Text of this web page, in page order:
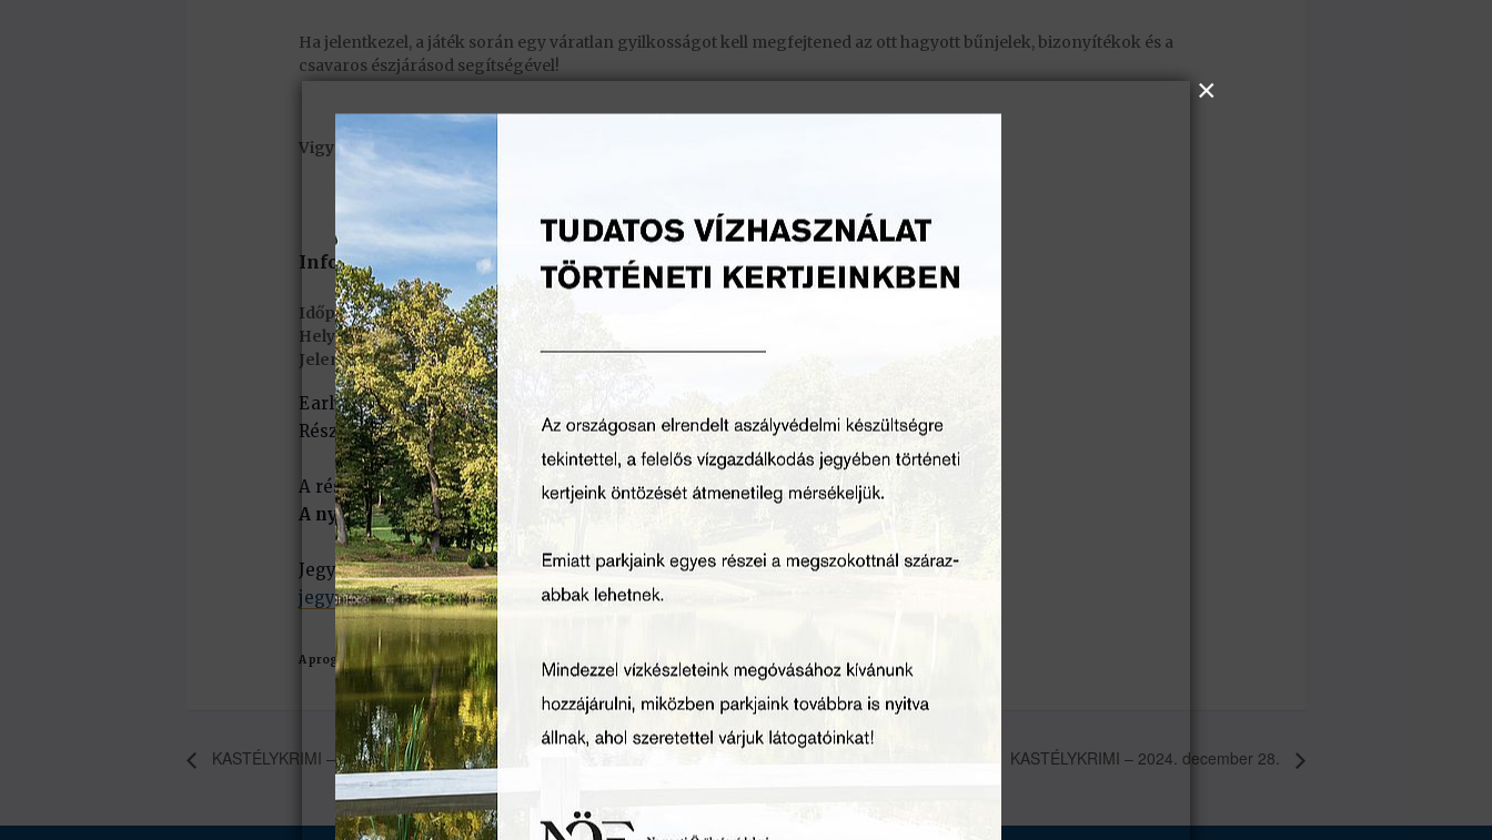
Ha jelentkezel, a játék során egy váratlan gyilkosságot kell megfejtened az ott hagyott bűnjelek, bizonyítékok és a
csavaros észjárásod segítségével!
Vigyázz, a helyek csak korlátozott számban elérhetők!
Információ:
Időpont:2024. december 27. 18.00 óra
Helyszín:Festetics-kastély, Keszthely
Jelentkezni egyénileg vagy barátokkal közösen is lehet!
Early Bird: 14 900,-Ft/fő (december 13-ig) Korlátozott számban elérhető!
Részvételi díj: 16 900,-Ft/fő
A részvételi díj tartalmazza a welcome drinket, sós és édes finomságokat!
A nyertes csapat meglepetésben részesül!
Jegyek a kastély pénztárában és online a Jegymester oldalán kaphatók:
jegymester.hu
A programváltoztatás jogát fenntartjuk.
KASTÉLYKRIMI – 2024. november 23. KASTÉLYKRIMI – 2024. december 28.